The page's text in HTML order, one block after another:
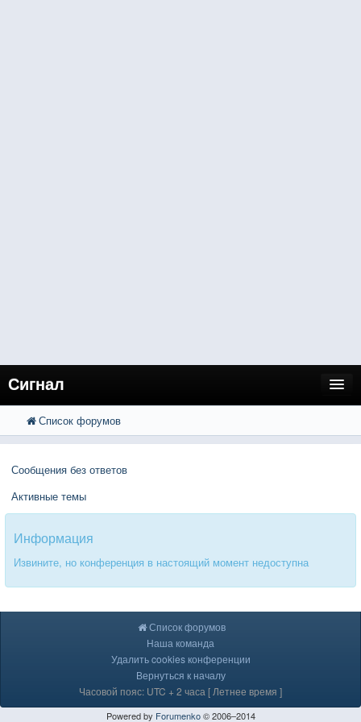
Сигнал
FAQ
Вход
Расширенный поиск
Список форумов
Сообщения без ответов
Активные темы
Информация
Извините, но конференция в настоящий момент недоступна
Список форумов
Наша команда
Удалить cookies конференции
Вернуться к началу
Часовой пояс: UTC + 2 часа [ Летнее время ]
Powered by Forumenko© 2006–2014